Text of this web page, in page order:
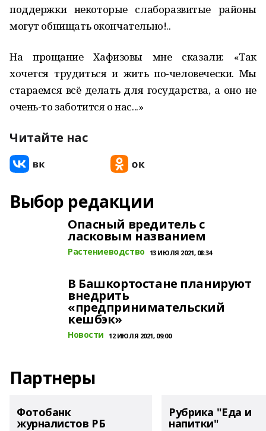
поддержки некоторые слаборазвитые районы
могут обнищать окончательно!..
На прощание Хафизовы мне сказали: «Так
хочется трудиться и жить по-человечески. Мы
стараемся всё делать для государства, а оно не
очень-то заботится о нас...»
Читайте нас
Выбор редакции
Опасный вредитель с
ласковым названием
Растениеводство 13 ИЮЛЯ 2021, 08:34
В Башкортостане планируют
внедрить
«предпринимательский
кешбэк»
Новости 12 ИЮЛЯ 2021, 09:00
Партнеры
Фотобанк
журналистов РБ
Рубрика "Еда и
напитки"